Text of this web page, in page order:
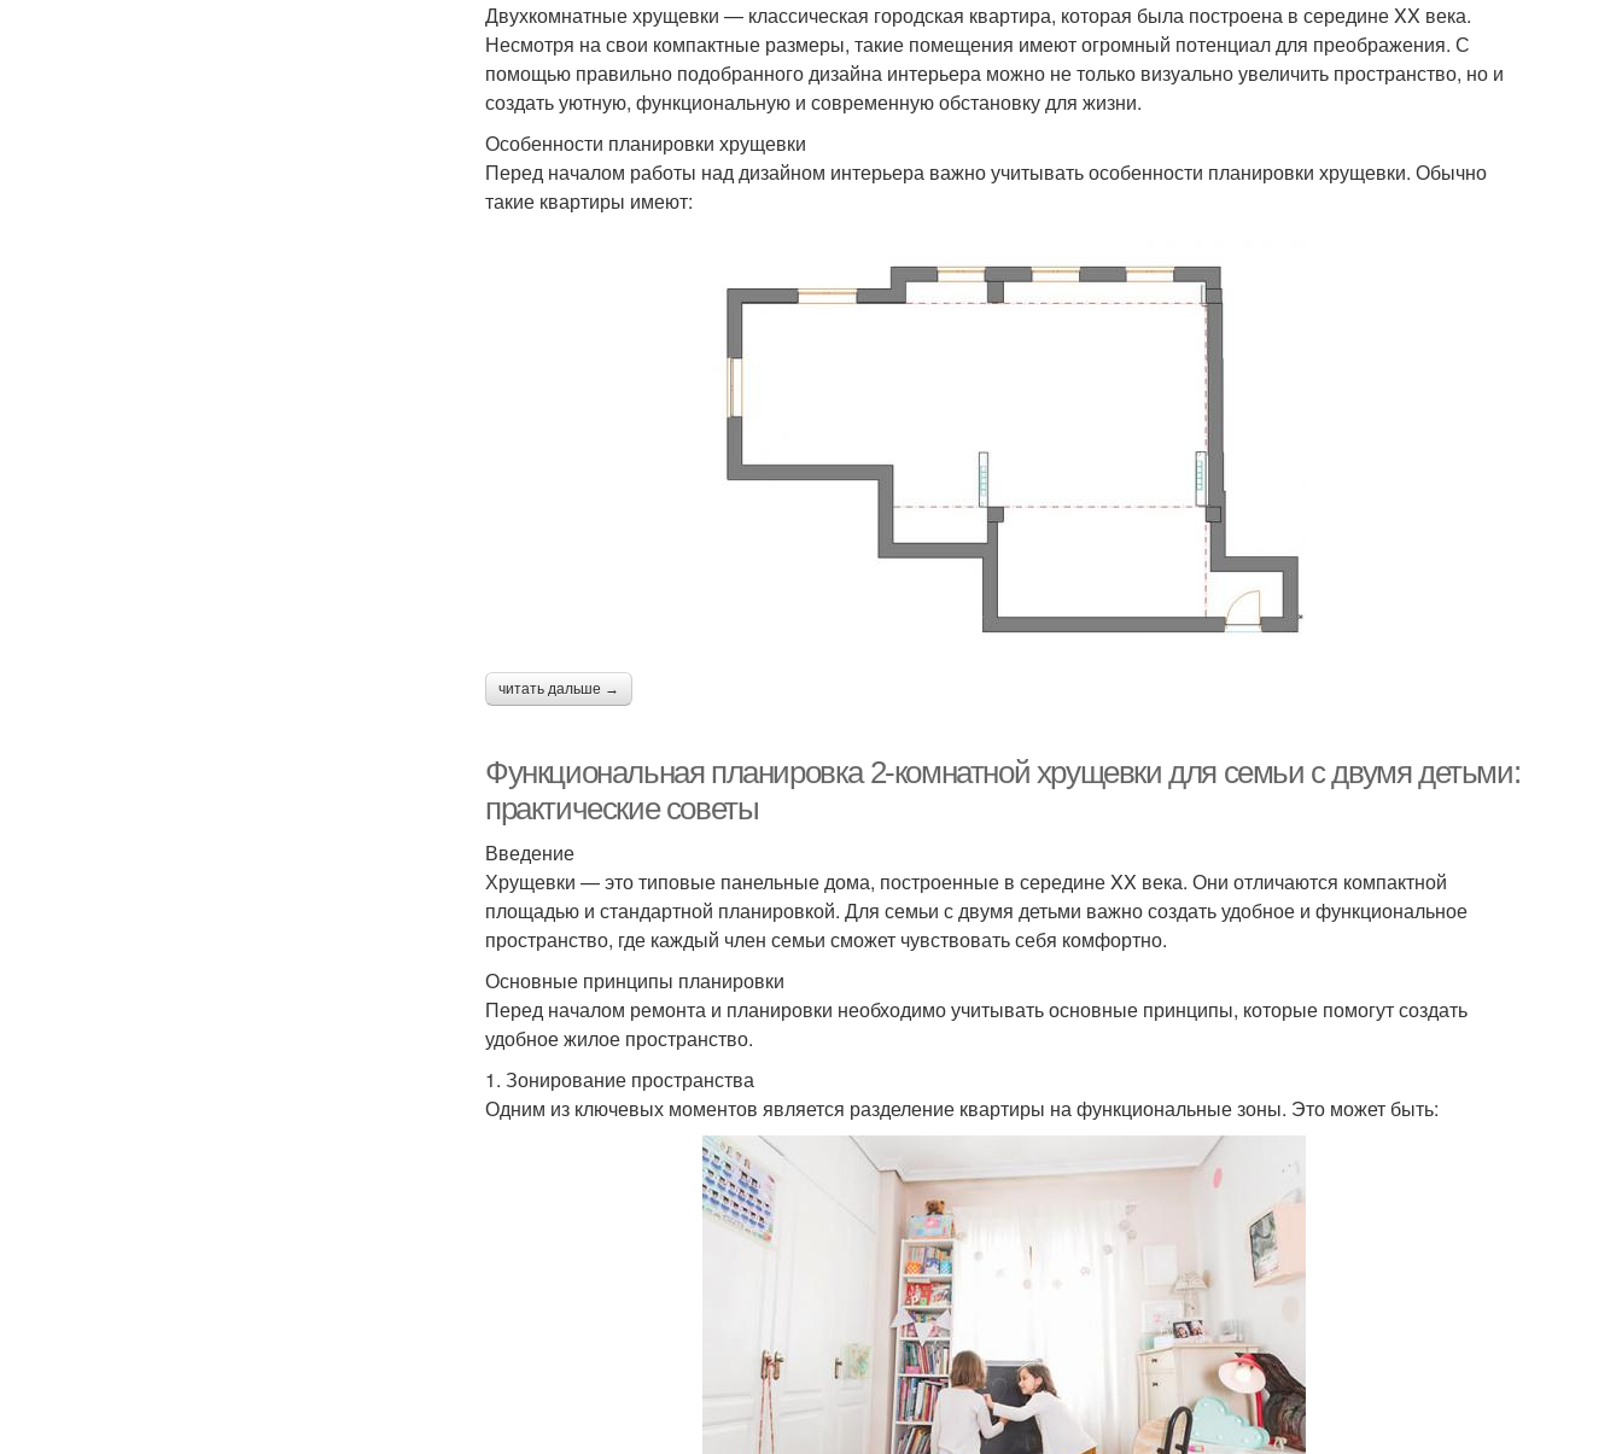
Двухкомнатные хрущевки — классическая городская квартира, которая была построена в середине XX века.
Несмотря на свои компактные размеры, такие помещения имеют огромный потенциал для преображения. С
помощью правильно подобранного дизайна интерьера можно не только визуально увеличить пространство, но и
создать уютную, функциональную и современную обстановку для жизни.
Особенности планировки хрущевки
Перед началом работы над дизайном интерьера важно учитывать особенности планировки хрущевки. Обычно
такие квартиры имеют:
читать дальше →
Функциональная планировка 2-комнатной хрущевки для семьи с двумя детьми:
практические советы
Введение
Хрущевки — это типовые панельные дома, построенные в середине XX века. Они отличаются компактной
площадью и стандартной планировкой. Для семьи с двумя детьми важно создать удобное и функциональное
пространство, где каждый член семьи сможет чувствовать себя комфортно.
Основные принципы планировки
Перед началом ремонта и планировки необходимо учитывать основные принципы, которые помогут создать
удобное жилое пространство.
1. Зонирование пространства
Одним из ключевых моментов является разделение квартиры на функциональные зоны. Это может быть: